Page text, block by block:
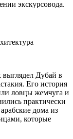
экскурсовода.
выглядел Дубай в
Его история
ловцы жемчуга и
практически
дома из
которые